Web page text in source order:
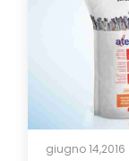
giugno 14,2016